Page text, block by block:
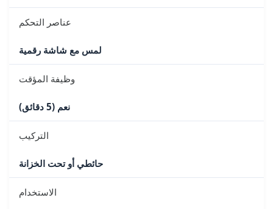
عناصر التحكم
لمس مع شاشة رقمية
وظيفة المؤقت
نعم (5 دقائق)
التركيب
حائطي أو تحت الخزانة
الاستخدام